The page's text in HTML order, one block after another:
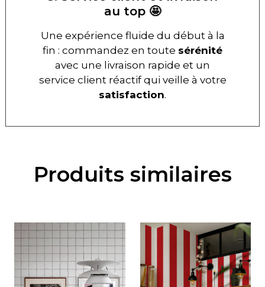
au top 🤩
Une expérience fluide du début à la
fin : commandez en toute sérénité
avec une livraison rapide et un
service client réactif qui veille à votre
satisfaction.
Produits similaires